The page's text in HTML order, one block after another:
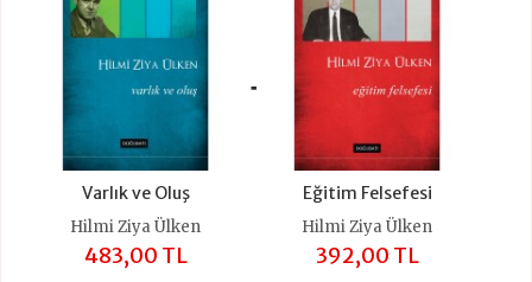
Varlık ve Oluş
Hilmi Ziya Ülken
483,00 TL
+
Eğitim Felsefesi
Hilmi Ziya Ülken
392,00 TL